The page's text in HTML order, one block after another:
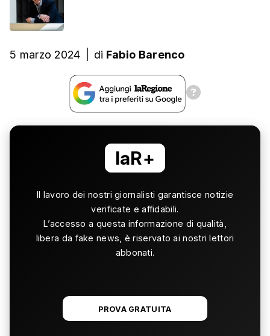
5 marzo 2024 di Fabio Barenco
laR+
Il lavoro dei nostri giornalisti garantisce notizie
verificate e affidabili.
L’accesso a questa informazione di qualità,
libera da fake news, è riservato ai nostri lettori
abbonati.
PROVA GRATUITA